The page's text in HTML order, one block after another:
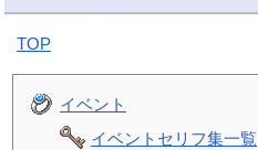
TOP
イベント
イベントセリフ集一覧